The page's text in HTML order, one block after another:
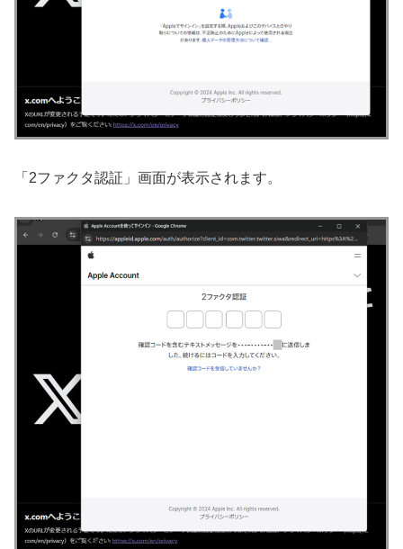
「2ファクタ認証」画面が表示されます。